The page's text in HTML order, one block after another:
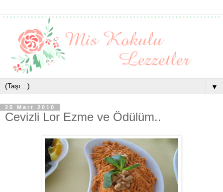
▼
25 Mart 2010
Cevizli Lor Ezme ve Ödülüm..